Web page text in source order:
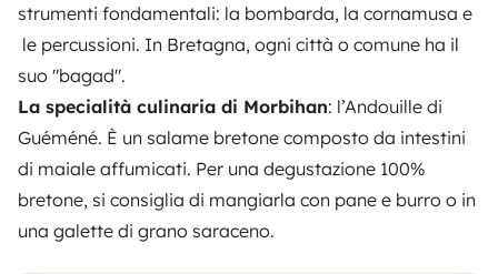
strumenti fondamentali: la bombarda, la cornamusa e
le percussioni. In Bretagna, ogni città o comune ha il
suo "bagad".
La specialità culinaria di Morbihan: l’Andouille di
Guéméné. È un salame bretone composto da intestini
di maiale affumicati. Per una degustazione 100%
bretone, si consiglia di mangiarla con pane e burro o in
una galette di grano saraceno.